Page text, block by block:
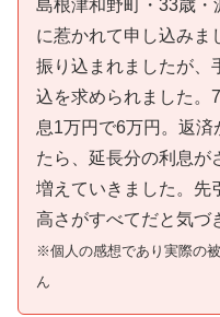
島根津和野町・33歳・
に惹かれて申し込みま
振り込まれましたが、
込を求められました。
息1万円で6万円。返済
たら、延長分の利息が
増えていきました。先
高さがすべてだと気づ
※個人の感想であり実際の
ん